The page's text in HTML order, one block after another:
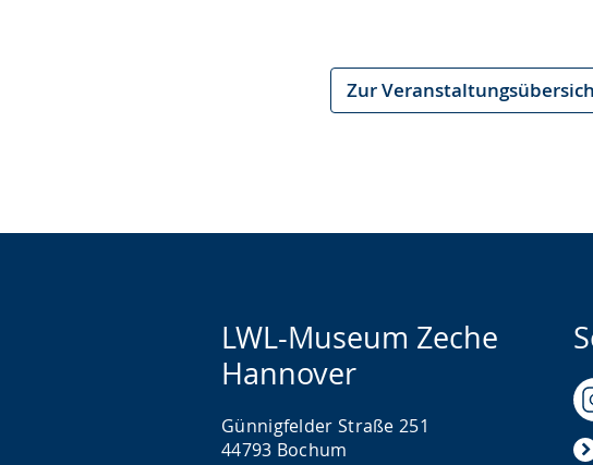
Zur
LWL-Museum Zeche
Hannover
Günnigfelder Straße 251
44793 Bochum